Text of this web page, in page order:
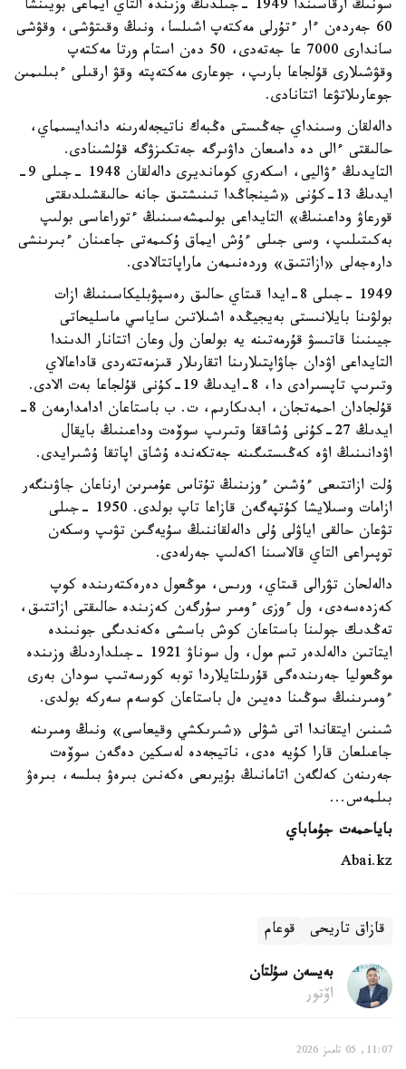
سونىڭ ارقاسىندا 1949 -جىلدىڭ وزىندە التاي ايماعى بويىنشا
60 جەردەن ءار ءتۇرلى مەكتەپ اشىلسا، ونىڭ وقىتۋشى، وقۋشى
ساندارى 7000 عا جەتەدى، 50 دەن استام ورتا مەكتەپ
وقۋشىلارى قۇلجاعا بارىپ، جوعارى مەكتەپتە وقۋ ارقىلى ءبىلىمىن
جوعارىلاتۋعا اتتانادى.
دالەلقان وسىنداي جەڭىستى ەڭبەك ناتيجەلەرىنە داندايسىماي،
حالىقتى ءالى دە دامىعان داۋىرگە جەتكىزۋگە قۇلشىنادى.
التايدىڭ ءۋاليى، اسكەري كومانديرى دالەلقان 1948 -جىلى 9-
ايدىڭ 13-كۇنى «شينجاڭدا تىنىشتىق جانە حالىقشىلدىقتى
قورعاۋ وداعىنىڭ» التايداعى بولىمشەسىنىڭ ءتوراعاسى بولىپ
بەكىتىلىپ، وسى جىلى ءۇش ايماق ۇكىمەتى جاعىنان ءبىرىنشى
دارەجەلى «ازاتتىق» وردەنىمەن ماراپاتتالادى.
1949 -جىلى 8-ايدا قىتاي حالىق رەسپۋبليكاسىنىڭ ازات
بولۋىنا بايلانىستى بەيجيڭدە اشىلاتىن ساياسي ماسليحاتى
جيىنىنا قاتىسۋ قۇرمەتىنە يە بولعان ول وعان اتتانار الدىندا
التايداعى اۋدان جاۋاپتىلارىنا اتقارىلار قىزمەتتەردى قاداعالاي
وتىرىپ تاپسىرادى دا، 8-ايدىڭ 19-كۇنى قۇلجاعا بەت الادى.
قۇلجادان احمەتجان، ابدىكارىم، ت. ب باستاعان ادامدارمەن 8-
ايدىڭ 27-كۇنى ۇشاققا وتىرىپ سوۆەت وداعىنىڭ بايقال
اۋدانىنىڭ اۋە كەڭىستىگىنە جەتكەندە ۇشاق اپاتقا ۇشىرايدى.
ۇلت ازاتتىعى ءۇشىن ءوزىنىڭ تۇتاس عۇمىرىن ارناعان جاۋىنگەر
ازامات وسىلايشا كۇتپەگەن قازاعا تاپ بولدى. 1950 -جىلى
تۋعان حالقى اياۋلى ۇلى دالەلقاننىڭ سۇيەگىن تۋىپ وسكەن
توپىراعى التاي قالاسىنا اكەلىپ جەرلەدى.
دالەلحان تۋرالى قىتاي، ورىس، موڭعول دەرەكتەرىندە كوپ
كەزدەسەدى، ول ءوزى ءومىر سۇرگەن كەزىندە حالىقتى ازاتتىق،
تەڭدىك جولىنا باستاعان كوش باسشى ەكەندىگى جونىندە
ايتاتىن دالەلدەر تىم مول، ول سوناۋ 1921 -جىلداردىڭ وزىندە
موڭعوليا جەرىندەگى قۇرىلتايلاردا توبە كورسەتىپ سودان بەرى
ءومىرىنىڭ سوڭىنا دەيىن ەل باستاعان كوسەم سەركە بولدى.
شىنىن ايتقاندا اتى شۋلى «شىرىكشي وقيعاسى» ونىڭ ومىرىنە
جاعىلعان قارا كۇيە ەدى، ناتيجەدە لەسكين دەگەن سوۆەت
جەرىنەن كەلگەن اتامانىڭ بۇيرىعى ەكەنىن بىرەۋ بىلسە، بىرەۋ
بىلمەس...
باياحمەت جۇماباي
Abai.kz
قازاق تاريحى قوعام
بەيسەن سۇلتان
اۆتور
11:07, 05 تامىز 2026